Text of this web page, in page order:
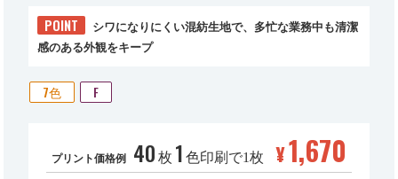
POINT
シワになりにくい混紡生地で、多忙な業務中も清潔
感のある外観をキープ
7色 F
プリント価格例 40 枚 1 色印刷で1枚 ¥1,670